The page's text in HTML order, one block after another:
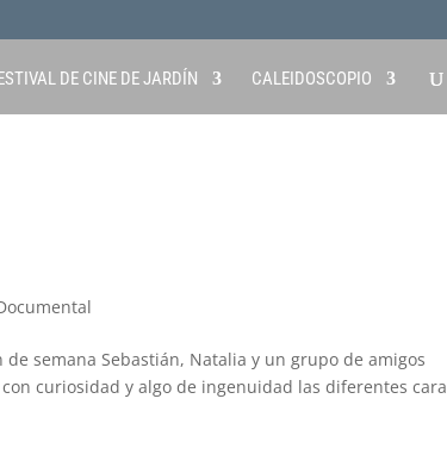
DE CINE DE JARDÍN CALEIDOSCOPIO
semana Sebastián, Natalia y un grupo de amigos
curiosidad y algo de ingenuidad las diferentes